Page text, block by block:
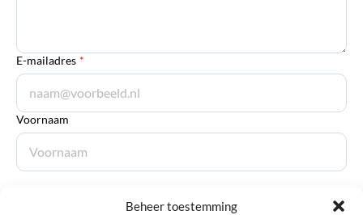
Beheer toestemming
E-mailadres *
Voornaam